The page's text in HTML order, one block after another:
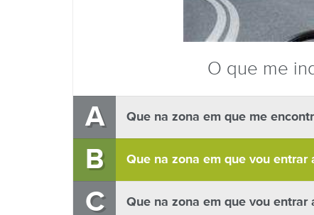
O que me
A Que na zona em que me
B Que na zona em que vou
C Que na zona em que vou